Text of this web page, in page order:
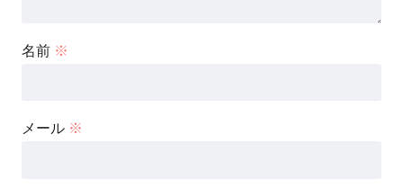
名前 ※
メール ※